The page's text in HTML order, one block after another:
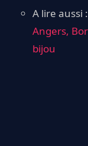
A lire aussi :
Angers,
bijou